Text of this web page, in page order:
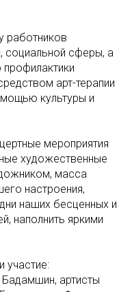
работников
социальной сферы, а
арт-терапии
культуры и
мероприятия
художественные
масса
настроения,
наших бесценных и
наполнить яркими
участие:
артисты